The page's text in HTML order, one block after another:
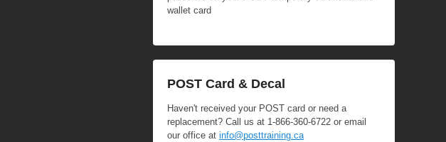
wallet card
POST Card & Decal
Haven't received your POST card or need a
replacement? Call us at 1-866-360-6722 or email
our office at info@posttraining.ca